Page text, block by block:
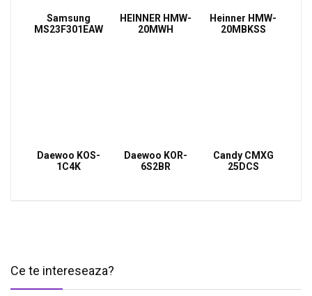
Samsung
MS23F301EAW
HEINNER HMW-
20MWH
Heinner HMW-
20MBKSS
Daewoo KOS-
1C4K
Daewoo KOR-
6S2BR
Candy CMXG
25DCS
Ce te intereseaza?